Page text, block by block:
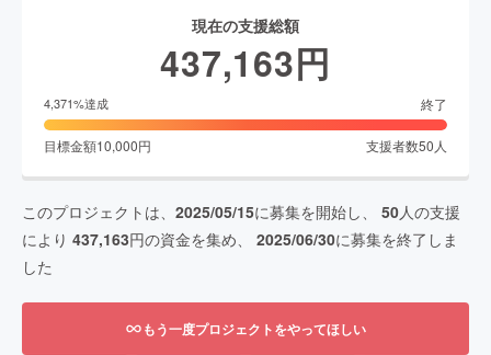
現在の支援総額
437,163円
4,371%達成 終了
目標金額10,000円 支援者数50 人
このプロジェクトは、 2025/05/15に募集を開始し、 50人の支援
により 437,163円の資金を集め、 2025/06/30に募集を終了しま
した
もう一度プロジェクトをやってほしい